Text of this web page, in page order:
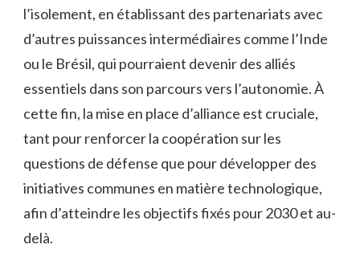
l’isolement, en établissant des partenariats avec
d’autres puissances intermédiaires comme l’Inde
ou le Brésil, qui pourraient devenir des alliés
essentiels dans son parcours vers l’autonomie. À
cette fin, la mise en place d’alliance est cruciale,
tant pour renforcer la coopération sur les
questions de défense que pour développer des
initiatives communes en matière technologique,
afin d’atteindre les objectifs fixés pour 2030 et au-
delà.